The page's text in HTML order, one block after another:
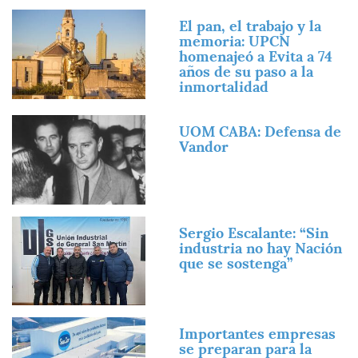
El pan, el trabajo y la
memoria: UPCN
homenajeó a Evita a 74
años de su paso a la
inmortalidad
Imagen
UOM CABA: Defensa de
Vandor
Imagen
Sergio Escalante: “Sin
industria no hay Nación
que se sostenga”
Imagen
Importantes empresas
se preparan para la